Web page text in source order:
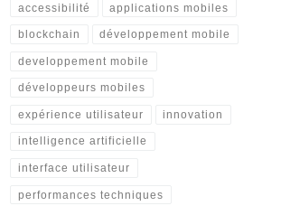
accessibilité applications mobiles
blockchain développement mobile
developpement mobile
développeurs mobiles
expérience utilisateur innovation
intelligence artificielle
interface utilisateur
performances techniques